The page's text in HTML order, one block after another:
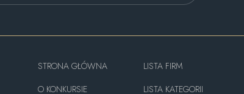
STRONA GŁÓWNA
O KONKURSIE
LISTA FIRM
LISTA KATEGORII